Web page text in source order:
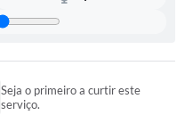
Seja o primeiro a curtir este
serviço.